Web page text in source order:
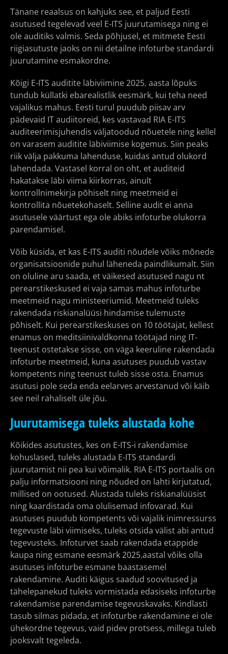
Tänane reaalsus on kahjuks see, et paljud Eesti
asutused tegelevad veel E-ITS juurutamisega ning ei
ole auditiks valmis. Seda põhjusel, et mitmete Eesti
riigiasutuste jaoks on nii detailne infoturbe standardi
juurutamine esmakordne.
Kõigi E-ITS auditite läbiviimine 2025. aasta lõpuks
tundub küllatki ebarealistlik eesmärk, kui teha need
vajalikus mahus. Eesti turul puudub piisav arv
pädevaid IT audiitoreid, kes vastavad RIA E-ITS
auditeerimisjuhendis väljatoodud nõuetele ning kellel
on varasem auditite läbiviimise kogemus. Siin peaks
riik välja pakkuma lahenduse, kuidas antud olukord
lahendada. Vastasel korral on oht, et auditeid
hakatakse läbi viima kiirkorras, ainult
kontrollnimekirja põhiselt ning meetmeid ei
kontrollita nõuetekohaselt. Selline audit ei anna
asutusele väärtust ega ole abiks infoturbe olukorra
parendamisel.
Võib küsida, et kas E-ITS auditi nõudele võiks mõnede
organisatsioonide puhul läheneda paindlikumalt. Siin
on oluline aru saada, et väikesed asutused nagu nt
perearstikeskused ei vaja samas mahus infoturbe
meetmeid nagu ministeeriumid. Meetmeid tuleks
rakendada riskianalüüsi hindamise tulemuste
põhiselt. Kui perearstikeskuses on 10 töötajat, kellest
enamus on meditsiinivaldkonna töötajad ning IT-
teenust ostetakse sisse, on väga keeruline rakendada
infoturbe meetmeid, kuna asutuses puudub vastav
kompetents ning teenust tuleb sisse osta. Enamus
asutusi pole seda enda eelarves arvestanud või käib
see neil rahaliselt üle jõu.
Juurutamisega tuleks alustada kohe
Kõikides asutustes, kes on E-ITS-i rakendamise
kohuslased, tuleks alustada E-ITS standardi
juurutamist nii pea kui võimalik. RIA E-ITS portaalis on
palju informatsiooni ning nõuded on lahti kirjutatud,
millised on ootused. Alustada tuleks riskianalüüsist
ning kaardistada oma olulisemad infovarad. Kui
asutuses puudub kompetents või vajalik inimressurss
tegevuste läbi viimiseks, tuleks otsida välist abi antud
tegevusteks. Infoturvet saab rakendada etappide
kaupa ning esmane eesmärk 2025.aastal võiks olla
asutuses infoturbe esmane baastasemel
rakendamine. Auditi käigus saadud soovitused ja
tähelepanekud tuleks vormistada edasiseks infoturbe
rakendamise parendamise tegevuskavaks. Kindlasti
tasub silmas pidada, et infoturbe rakendamine ei ole
ühekordne tegevus, vaid pidev protsess, millega tuleb
jooksvalt tegeleda.